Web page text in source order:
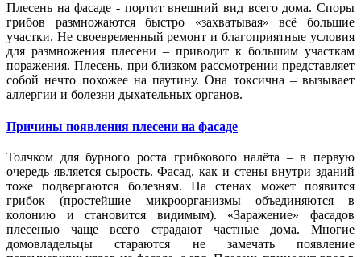
Плесень на фасаде - портит внешний вид всего дома. Споры
грибов размножаются быстро «захватывая» всё большие
участки. Не своевременный ремонт и благоприятные условия
для размножения плесени – приводит к большим участкам
поражения. Плесень, при близком рассмотрении представляет
собой нечто похожее на паутину. Она токсична – вызывает
аллергии и болезни дыхательных органов.
Причины появления плесени на фасаде
Толчком для бурного роста грибкового налёта – в первую
очередь является сырость. Фасад, как и стены внутри зданий
тоже подвергаются болезням. На стенах может появится
грибок (простейшие микроорганизмы объединяются в
колонию и становится видимым). «Заражение» фасадов
плесенью чаще всего страдают частные дома. Многие
домовладельцы стараются не замечать появление